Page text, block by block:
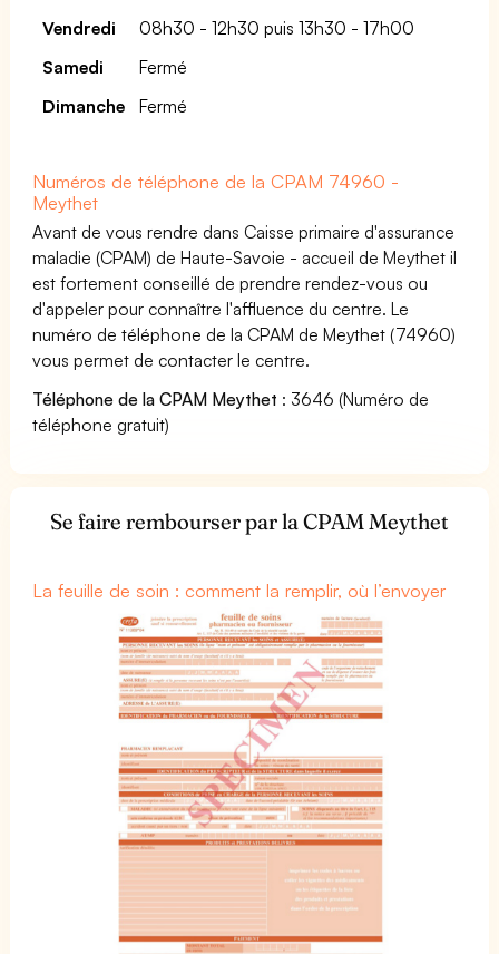
Vendredi
08h30 - 12h30 puis 13h30 - 17h00
Samedi
Fermé
Dimanche
Fermé
Numéros de téléphone de la CPAM 74960 -
Meythet
Avant de vous rendre dans Caisse primaire d'assurance
maladie (CPAM) de Haute-Savoie - accueil de Meythet il
est fortement conseillé de prendre rendez-vous ou
d'appeler pour connaître l'affluence du centre. Le
numéro de téléphone de la CPAM de Meythet (74960)
vous permet de contacter le centre.
Téléphone de la CPAM Meythet : 3646 (Numéro de
téléphone gratuit)
Se faire rembourser par la CPAM Meythet
La feuille de soin : comment la remplir, où l’envoyer